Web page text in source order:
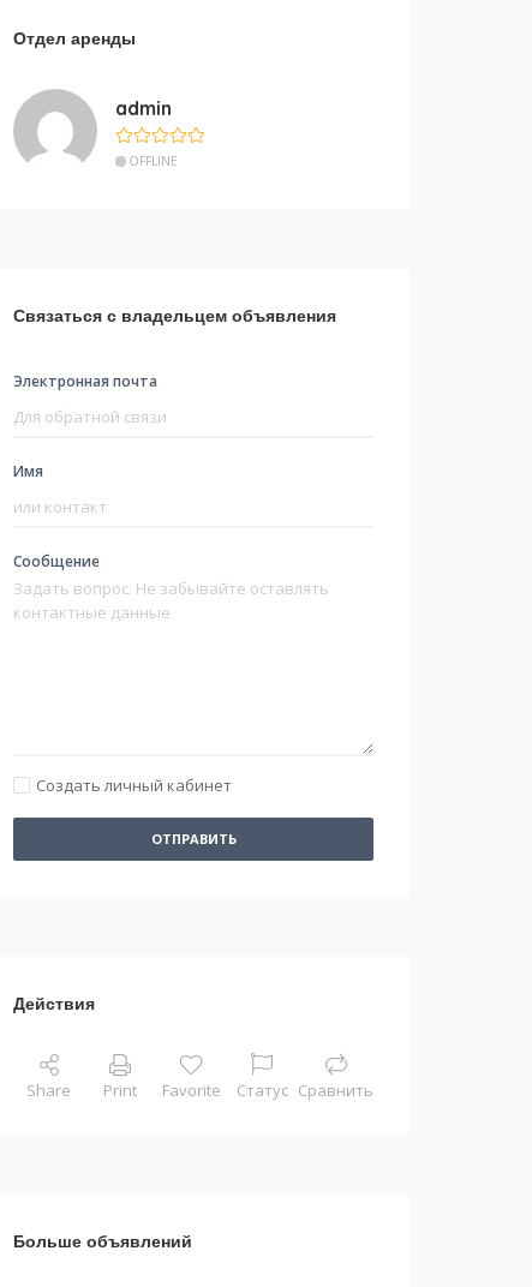
Отдел аренды
admin
OFFLINE
Связаться с владельцем объявления
Электронная почта
Имя
Сообщение
Создать личный кабинет
ОТПРАВИТЬ
Действия
Share Print Favorite Статус Сравнить
Больше объявлений